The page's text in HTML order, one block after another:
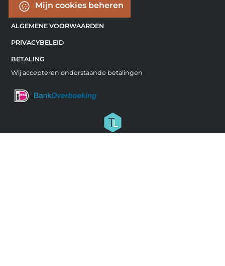
Mijn cookies beheren
ALGEMENE VOORWAARDEN
PRIVACYBELEID
BETALING
Wij accepteren onderstaande betalingen